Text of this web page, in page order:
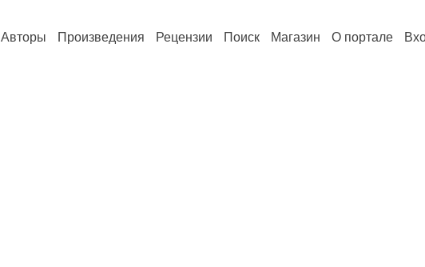
Авторы Произведения Рецензии Поиск Магазин О портале